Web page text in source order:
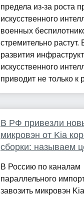
предела из-за роста
искусственного
военных
стремительно растут.
развития
искусственного
приводит не только к
В РФ привезли
микровэн от Kia
сборки: называем
В Россию по каналам
параллельного
завозить микровэн